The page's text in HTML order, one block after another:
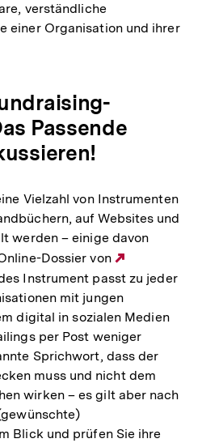
verständliche
einer Organisation und ihrer
Passende
Vielzahl von Instrumenten
auf Websites und
werden – einige davon
Dossier von
Link:
Instrument passt zu jeder
mit jungen
digital in sozialen Medien
per Post weniger
Sprichwort, dass der
muss und nicht dem
wirken – es gilt aber nach
Blick und prüfen Sie ihre